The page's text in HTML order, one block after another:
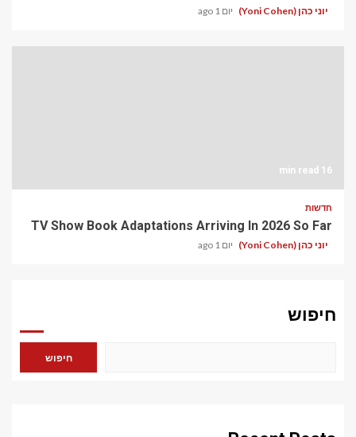
יוני כהן (Yoni Cohen) יום 1 ago
16 min read
חדשות
TV Show Book Adaptations Arriving In 2026 So Far
יוני כהן (Yoni Cohen) יום 1 ago
חיפוש
חיפוש